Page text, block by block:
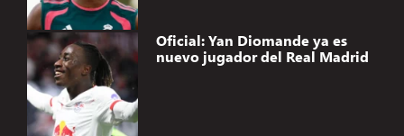
Oficial: Yan Diomande ya es
nuevo jugador del Real Madrid